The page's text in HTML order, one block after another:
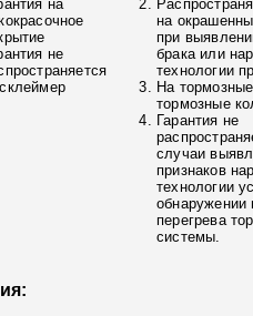
на
не
на
при
брака или
технологии
На
тормозные
Гарантия не
случаи
признаков
технологии
обнаружении
перегрева
системы.